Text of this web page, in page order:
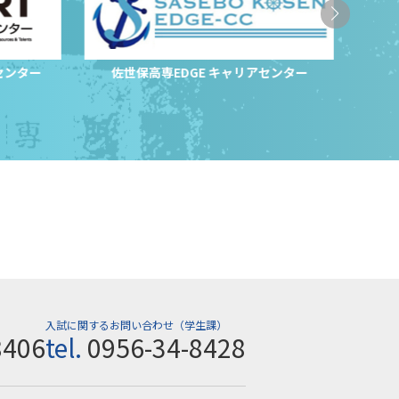
ター 佐世保高専EDGE キャリアセンター
入試に関するお問い合わせ（学生課）
tel. 0956-34-8428